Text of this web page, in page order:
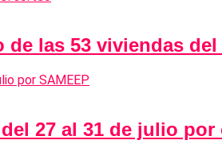
las 53 viviendas del
27 al 31 de julio por